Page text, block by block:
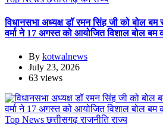
विधानसभा अध्यक्ष डॉ रमन सिंह जी को बोल
वर्मा ने 17 अगस्त को आयोजित विशाल बोल बम
By kotwalnews
July 23, 2026
63 views
Top Newsछत्तीसगढ़राजनीतिराज्य